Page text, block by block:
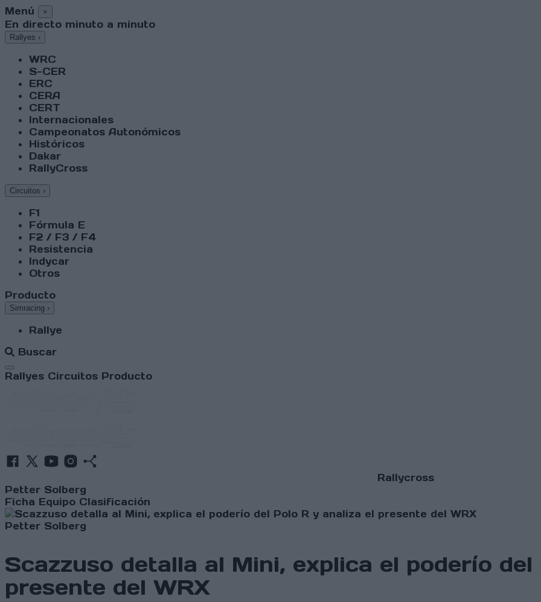
Menú ×
En directo minuto a minuto
Rallyes ›
WRC
S-CER
ERC
CERA
CERT
Internacionales
Campeonatos Autonómicos
Históricos
Dakar
RallyCross
Circuitos ›
F1
Fórmula E
F2 / F3 / F4
Resistencia
Indycar
Otros
Producto
Simracing ›
Rallye
Buscar
Abrir menú
Rallyes Circuitos Producto
Rallycross
Petter Solberg
Ficha Equipo Clasificación
Petter Solberg
Scazzuso detalla al Mini, explica el poderío del
presente del WRX